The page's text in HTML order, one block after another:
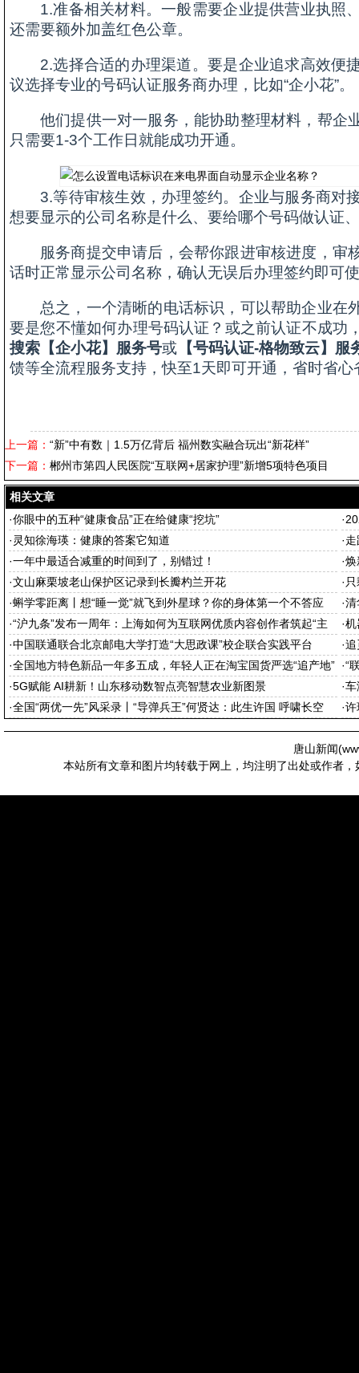
1.准备相关材料。一般需要企业提供营业执照
还需要额外加盖红色公章。
2.选择合适的办理渠道。要是企业追求高效便
议选择专业的号码认证服务商办理，比如“企小花”。
他们提供一对一服务，能协助整理材料，帮企
只需要1-3个工作日就能成功开通。
3.等待审核生效，办理签约。企业与服务商对
想要显示的公司名称是什么、要给哪个号码做认证
服务商提交申请后，会帮你跟进审核进度，审
话时正常显示公司名称，确认无误后办理签约即可
总之，一个清晰的电话标识，可以帮助企业在
要是您不懂如何办理号码认证？或之前认证不成功
搜索【企小花】服务号或 【号码认证-格物致云】服
馈等全流程服务支持，快至1天即可开通，省时省心
上一篇： “新”中有数｜1.5万亿背后 福州数实融合玩出“新花样”
下一篇： 郴州市第四人民医院“互联网+居家护理”新增5项特色项目
相关文章
·你眼中的五种“健康食品”正在给健康“挖坑” ·
· 灵知徐海瑛：健康的答案它知道 ·
·一年中最适合减重的时间到了，别错过！ ·焕
·文山麻栗坡老山保护区记录到长瓣杓兰开花 ·
·蝌学零距离丨想“睡一觉”就飞到外星球？你的身体第一个不答应 ·清
·“沪九条”发布一周年：上海如何为互联网优质内容创作者筑起“主
场”
·机
·中国联通联合北京邮电大学打造“大思政课”校企联合实践平台 ·追
·全国地方特色新品一年多五成，年轻人正在淘宝国货严选“追产地” ·“
·5G赋能 AI耕新！山东移动数智点亮智慧农业新图景 ·车
·全国“两优一先”风采录丨“导弹兵王”何贤达：此生许国 呼啸长空 ·许
唐山新闻(
本站所有文章和图片均转载于网上，均注明了出处或作者